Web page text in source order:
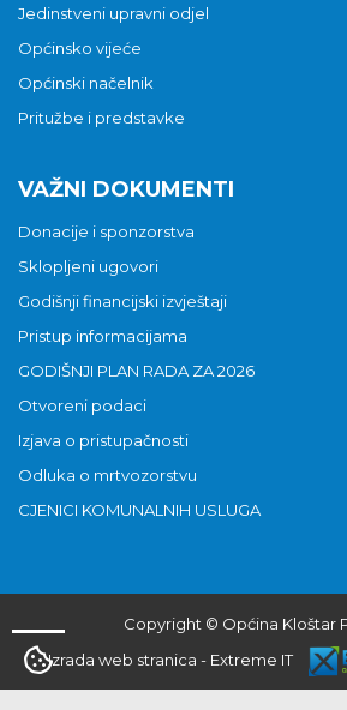
Jedinstveni upravni odjel
Općinsko vijeće
Općinski načelnik
Pritužbe i predstavke
VAŽNI DOKUMENTI
Donacije i sponzorstva
Sklopljeni ugovori
Godišnji financijski izvještaji
Pristup informacijama
GODIŠNJI PLAN RADA ZA 2026
Otvoreni podaci
Izjava o pristupačnosti
Odluka o mrtvozorstvu
CJENICI KOMUNALNIH USLUGA
Copyright © Općina Kloštar
Izrada web stranica - Extreme IT